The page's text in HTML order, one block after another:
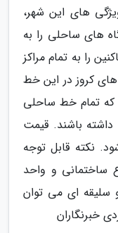
های این شهر،
های ساحلی را به
را به تمام مراکز
کروز در این خط
که تمام خط ساحلی
داشته باشند. قیمت
می شود. نکته قابل توجه
ساختمانی و واحد
سلیقه ای می توان
خبرنگاران